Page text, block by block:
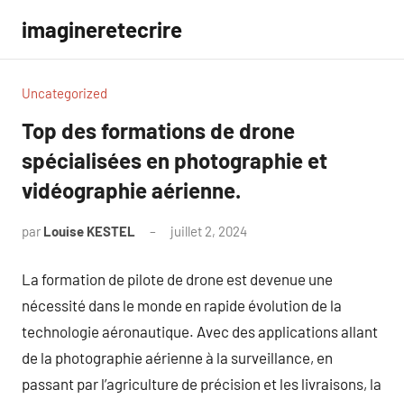
contenu
imagineretecrire
Uncategorized
Top des formations de drone
spécialisées en photographie et
vidéographie aérienne.
par Louise KESTEL juillet 2, 2024
La formation de pilote de drone est devenue une
nécessité dans le monde en rapide évolution de la
technologie aéronautique. Avec des applications allant
de la photographie aérienne à la surveillance, en
passant par l’agriculture de précision et les livraisons, la